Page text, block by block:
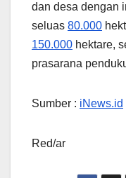
dan desa dengan
seluas 80.000
150.000 hektare,
prasarana
Sumber : iNews.id
Red/ar